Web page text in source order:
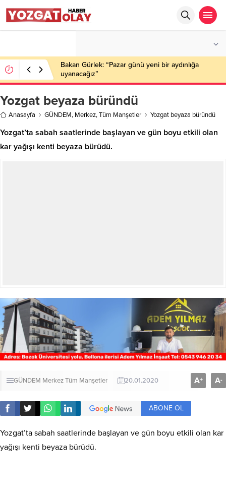
Bakan Gürlek: “Pazar günü yeni bir aydınlığa
uyanacağız”
Yozgat beyaza büründü
Anasayfa GÜNDEM, Merkez,Tüm Manşetler Yozgat beyaza büründü
Yozgat’ta sabah saatlerinde başlayan ve gün boyu etkili olan
kar yağışı kenti beyaza bürüdü.
GÜNDEM MerkezTüm Manşetler 20.01.2020 A+ A-
ABONE OL
Yozgat’ta sabah saatlerinde başlayan ve gün boyu etkili olan kar
yağışı kenti beyaza bürüdü.